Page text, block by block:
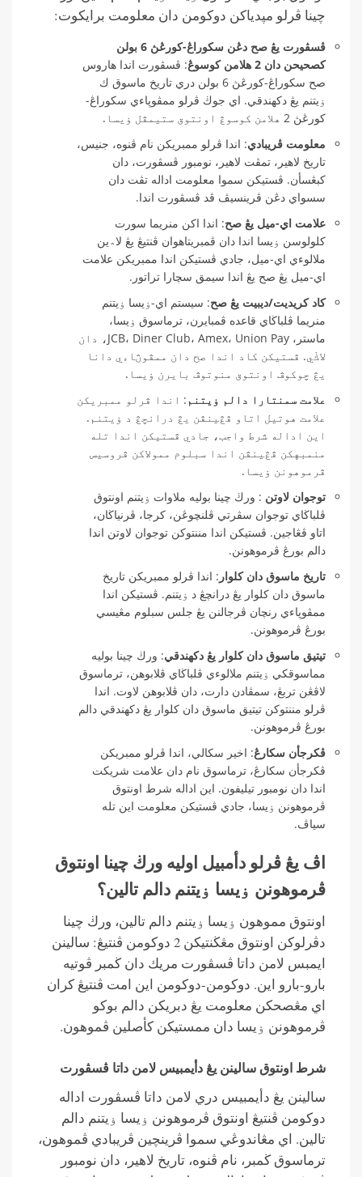
چينا ڤرلو مڽدياكن دوكومن دان معلومت برايكوت:
ڤسڤورت يڠ صح دڠن سكوراڠ-كورڠڽ 6 بولن
كصحيحن دان 2 هلامن كوسوڠ
: ڤسڤورت اندا هاروس
صح سكوراڠ-كورڠڽ 6 بولن دري تاريخ ماسوق ك
ۏيتنم يڠ دكهندقي. اي جوڬ ڤرلو ممڤوڽاءي سكوراڠ-
كورڠڽ 2 هلامن كوسوڠ اونتوق ستيمڤل ۏيسا.
معلومت ڤريبادي: اندا ڤرلو ممبريكن نام ڤنوه، جنيس،
تاريخ لاهير، تمڤت لاهير، نومبور ڤسڤورت، دان
كبڠسأن. ڤستيكن سموا معلومت اداله تڤت دان
سسواي دڠن ڤرينسيڤ ڤد ڤسڤورت اندا.
علامت اي-ميل يڠ صح: اندا اكن منريما سورت
كلولوسن ۏيسا اندا دان ڤمبريتاهوان ڤنتيڠ يڠ لا؞ين
ملالوءي اي-ميل، جادي ڤستيكن اندا ممبريكن علامت
اي-ميل يڠ صح يڠ اندا سيمق سچارا تراتور.
كاد كريديت/ديبيت يڠ صح: سيستم اي-ۏيسا ۏيتنم
منريما ڤلباڬاي قاعده ڤمبايرن، ترماسوق ۏيسا،
ماستر، JCB، Diner Club، Amex، Union Pay، دان
لاڬي. ڤستيكن كاد اندا صح دان ممڤوڽاءي دانا
يڠ چوكوڤ اونتوق منوتوڤ بايرن ۏيسا.
علامت سمنتارا دالم ۏيتنم: اندا ڤرلو ممبريكن
علامت هوتيل اتاو ڤڠينڤن يڠ درانچڠ د ۏيتنم.
اين اداله شرط واجب، جادي ڤستيكن اندا تله
منمبهكن ڤڠينڤن اندا سبلوم ممولاكن ڤروسيس
ڤرموهونن ۏيسا.
توجوان لاوتن : ورڬ چينا بوليه ملاوات ۏيتنم اونتوق
ڤلباڬاي توجوان سڤرتي ڤلنچوڠن، كرجا، ڤرنياڬان،
اتاو ڤڠاجين. ڤستيكن اندا مننتوكن توجوان لاوتن اندا
دالم بورڠ ڤرموهونن.
تاريخ ماسوق دان كلوار : اندا ڤرلو ممبريكن تاريخ
ماسوق دان كلوار يڠ درانچڠ د ۏيتنم. ڤستيكن اندا
ممڤوڽاءي رنچان ڤرجالنن يڠ جلس سبلوم مڠيسي
بورڠ ڤرموهونن.
تيتيق ماسوق دان كلوار يڠ دكهندقي: ورڬ چينا بوليه
مماسوقكي ۏيتنم ملالوءي ڤلباڬاي ڤلابوهن، ترماسوق
لاڤڠن تربڠ، سمڤادن دارت، دان ڤلابوهن لاوت. اندا
ڤرلو مننتوكن تيتيق ماسوق دان كلوار يڠ دكهندقي دالم
بورڠ ڤرموهونن.
ڤكرجأن سكارڠ: اخير سكالي، اندا ڤرلو ممبريكن
ڤكرجأن سكارڠ، ترماسوق نام دان علامت شريكت
اندا دان نومبور تيليفون. اين اداله شرط اونتوق
ڤرموهونن ۏيسا، جادي ڤستيكن معلومت اين تله
سياڤ.
اڤ يڠ ڤرلو دأمبيل اوليه ورڬ چينا اونتوق
ڤرموهونن ۏيسا ۏيتنم دالم تالين؟
اونتوق مموهون ۏيسا ۏيتنم دالم تالين، ورڬ چينا
دڤرلوكن اونتوق مڠڬنتيكن 2 دوكومن ڤنتيڠ: سالينن
ايمبس لامن داتا ڤسڤورت مريك دان ڬمبر ڤوتيه
بارو-بارو اين. دوكومن-دوكومن اين امت ڤنتيڠ كران
اي مڠصحكن معلومت يڠ دبريكن دالم بوكو
ڤرموهونن ۏيسا دان ممستيكن كأصلين ڤموهون.
شرط اونتوق سالينن يڠ دأيمبيس لامن داتا ڤسڤورت
سالينن يڠ دأيمبيس دري لامن داتا ڤسڤورت اداله
دوكومن ڤنتيڠ اونتوق ڤرموهونن ۏيسا ۏيتنم دالم
تالين. اي مڠاندوڠي سموا ڤرينچين ڤريبادي ڤموهون،
ترماسوق ڬمبر، نام ڤنوه، تاريخ لاهير، دان نومبور